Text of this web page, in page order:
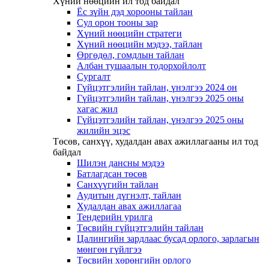
Ёс зүйн дэд хорооны тайлан
Сул орон тооны зар
Хүний нөөцийн стратеги
Хүний нөөцийн мэдээ, тайлан
Өргөдөл, гомдлын тайлан
Албан тушаалын тодорхойлолт
Сургалт
Гүйцэтгэлийн тайлан, үнэлгээ 2024 он
Гүйцэтгэлийн тайлан, үнэлгээ 2025 оны
хагас жил
Гүйцэтгэлийн тайлан, үнэлгээ 2025 оны
жилийн эцэс
Төсөв, санхүү, худалдан авах ажиллагааны ил тод
байдал
Шилэн дансны мэдээ
Батлагдсан төсөв
Санхүүгийн тайлан
Аудитын дүгнэлт, тайлан
Худалдан авах ажиллагаа
Тендерийн урилга
Төсвийн гүйцэтгэлийн тайлан
Цалингийн зардлаас бусад орлого, зарлагын
мөнгөн гүйлгээ
Төсвийн хөрөнгийн орлого